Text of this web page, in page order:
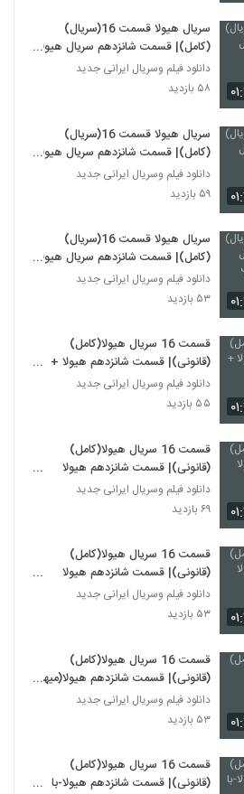
سریال هیولا قسمت 16(سریال)
(کامل)| قسمت شانزدهم سریال هیولا
-برای گوشی
دانلود فیلم وسریال ایرانی جدید
۵۸ بازدید
سریال هیولا قسمت 16(سریال)
(کامل)| قسمت شانزدهم سریال هیولا
با بهترین کیفیت ممکن
دانلود فیلم وسریال ایرانی جدید
۵۹ بازدید
سریال هیولا قسمت 16(سریال)
(کامل)| قسمت شانزدهم سریال هیولا
با حجم کم و کیفیت خوب
دانلود فیلم وسریال ایرانی جدید
۵۳ بازدید
قسمت 16 سریال هیولا(کامل)
(قانونی)| قسمت شانزدهم هیولا +
تمامی قسمت ها
دانلود فیلم وسریال ایرانی جدید
۵۵ بازدید
قسمت 16 سریال هیولا(کامل)
(قانونی)| قسمت شانزدهم هیولا
(هیولا)
دانلود فیلم وسریال ایرانی جدید
۶۹ بازدید
قسمت 16 سریال هیولا(کامل)
(قانونی)| قسمت شانزدهم هیولا
(قانونی)
دانلود فیلم وسریال ایرانی جدید
۵۳ بازدید
قسمت 16 سریال هیولا(کامل)
(قانونی)| قسمت شانزدهم هیولا(میهن
ویدئو)
دانلود فیلم وسریال ایرانی جدید
۵۳ بازدید
قسمت 16 سریال هیولا(کامل)
(قانونی)| قسمت شانزدهم هیولا-با